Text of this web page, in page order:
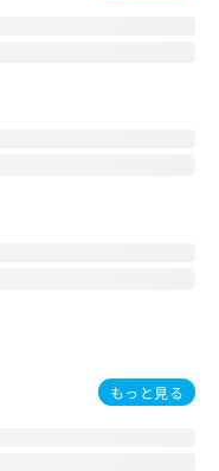
もっと見る